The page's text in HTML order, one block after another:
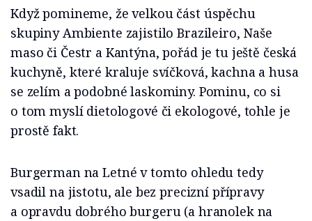
Když pomineme, že velkou část úspěchu
skupiny Ambiente zajistilo Brazileiro, Naše
maso či Čestr a Kantýna, pořád je tu ještě česká
kuchyně, které kraluje svíčková, kachna a husa
se zelím a podobné laskominy. Pominu, co si
o tom myslí dietologové či ekologové, tohle je
prostě fakt.
Burgerman na Letné v tomto ohledu tedy
vsadil na jistotu, ale bez precizní přípravy
a opravdu dobrého burgeru (a hranolek na